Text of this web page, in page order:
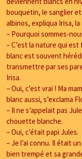
bouquetin, le sanglier
albinos, expliqua Irisa,
– Pourquoi sommes-
– C’est la nature qui
blanc est souvent
transmettre par ses
Irisa.
– Oui, c’est vrai ! Ma
blanc aussi, s’exclama
– Il ne s’appelait pas
chouette blanche.
– Oui, c’était papi Jules.
– Je l’ai connu. Il était
bien trempé et sa